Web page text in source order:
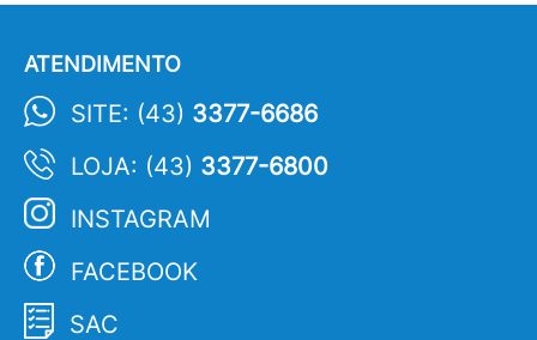
ATENDIMENTO
SITE: (43) 3377-6686
LOJA: (43) 3377-6800
INSTAGRAM
FACEBOOK
SAC